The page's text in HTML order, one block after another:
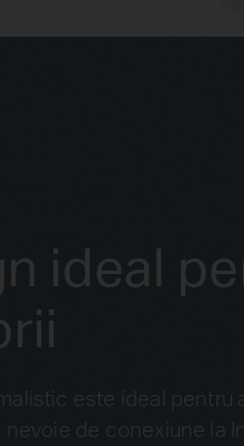
ideal
este ideal pentru
nevoie de conexiune la